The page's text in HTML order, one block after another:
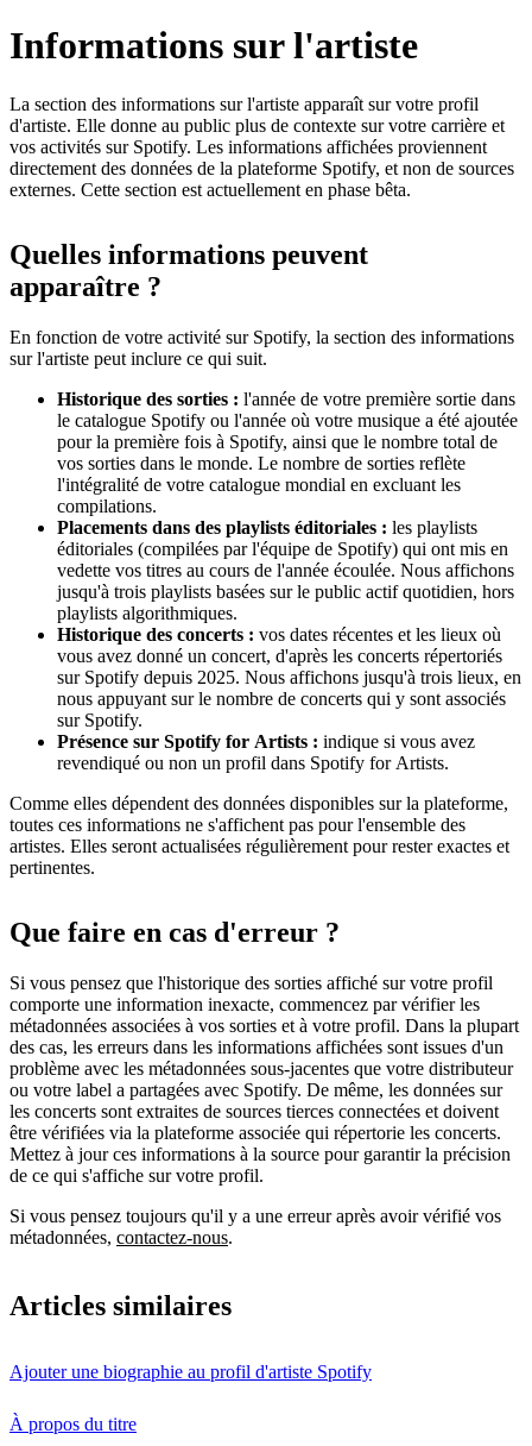
Informations sur l'artiste
La section des informations sur l'artiste apparaît sur votre profil
d'artiste. Elle donne au public plus de contexte sur votre carrière et
vos activités sur Spotify. Les informations affichées proviennent
directement des données de la plateforme Spotify, et non de sources
externes. Cette section est actuellement en phase bêta.
Quelles informations peuvent
apparaître ?
En fonction de votre activité sur Spotify, la section des informations
sur l'artiste peut inclure ce qui suit.
Historique des sorties : l'année de votre première sortie dans
le catalogue Spotify ou l'année où votre musique a été ajoutée
pour la première fois à Spotify, ainsi que le nombre total de
vos sorties dans le monde. Le nombre de sorties reflète
l'intégralité de votre catalogue mondial en excluant les
compilations.
Placements dans des playlists éditoriales : les playlists
éditoriales (compilées par l'équipe de Spotify) qui ont mis en
vedette vos titres au cours de l'année écoulée. Nous affichons
jusqu'à trois playlists basées sur le public actif quotidien, hors
playlists algorithmiques.
Historique des concerts : vos dates récentes et les lieux où
vous avez donné un concert, d'après les concerts répertoriés
sur Spotify depuis 2025. Nous affichons jusqu'à trois lieux, en
nous appuyant sur le nombre de concerts qui y sont associés
sur Spotify.
Présence sur Spotify for Artists : indique si vous avez
revendiqué ou non un profil dans Spotify for Artists.
Comme elles dépendent des données disponibles sur la plateforme,
toutes ces informations ne s'affichent pas pour l'ensemble des
artistes. Elles seront actualisées régulièrement pour rester exactes et
pertinentes.
Que faire en cas d'erreur ?
Si vous pensez que l'historique des sorties affiché sur votre profil
comporte une information inexacte, commencez par vérifier les
métadonnées associées à vos sorties et à votre profil. Dans la plupart
des cas, les erreurs dans les informations affichées sont issues d'un
problème avec les métadonnées sous-jacentes que votre distributeur
ou votre label a partagées avec Spotify. De même, les données sur
les concerts sont extraites de sources tierces connectées et doivent
être vérifiées via la plateforme associée qui répertorie les concerts.
Mettez à jour ces informations à la source pour garantir la précision
de ce qui s'affiche sur votre profil.
Si vous pensez toujours qu'il y a une erreur après avoir vérifié vos
métadonnées, contactez-nous.
Articles similaires
Ajouter une biographie au profil d'artiste Spotify
À propos du titre